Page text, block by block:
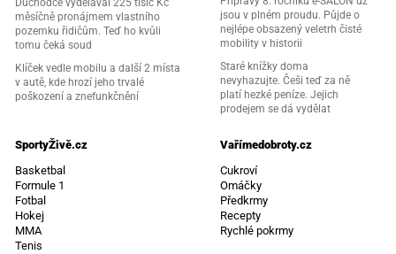
Důchodce vydělával 225 tisíc Kč
měsíčně pronájmem vlastního
pozemku řidičům. Teď ho kvůli
tomu čeká soud
Klíček vedle mobilu a další 2 místa
v autě, kde hrozí jeho trvalé
poškození a znefunkčnění
jsou v plném proudu. Půjde o
nejlépe obsazený veletrh čisté
mobility v historii
Staré knížky doma
nevyhazujte. Češi teď za ně
platí hezké peníze. Jejich
prodejem se dá vydělat
SportyŽivě.cz
Basketbal
Formule 1
Fotbal
Hokej
MMA
Tenis
Vařímedobroty.cz
Cukroví
Omáčky
Předkrmy
Recepty
Rychlé pokrmy